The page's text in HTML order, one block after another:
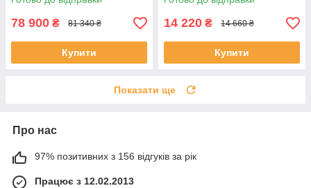
78 900 ₴ 81 340 ₴
Купити
14 220 ₴ 14 660 ₴
Купити
Показати ще
Про нас
97% позитивних з 156 відгуків за рік
Працює з 12.02.2013